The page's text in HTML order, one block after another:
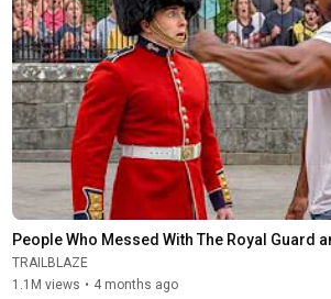
People Who Messed With The Royal Guard
TRAILBLAZE
1.1M views • 4 months ago